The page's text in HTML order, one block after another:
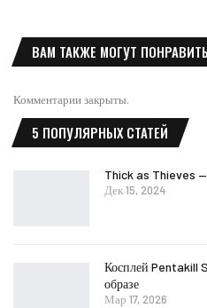
ВАМ ТАКЖЕ МОГУТ
Комментарии закрыты.
5 ПОПУЛЯРНЫХ СТАТЕЙ
Thick as Thieves
Дек 15, 2024
Косплей Pentakill
образе
Мар 17, 2026